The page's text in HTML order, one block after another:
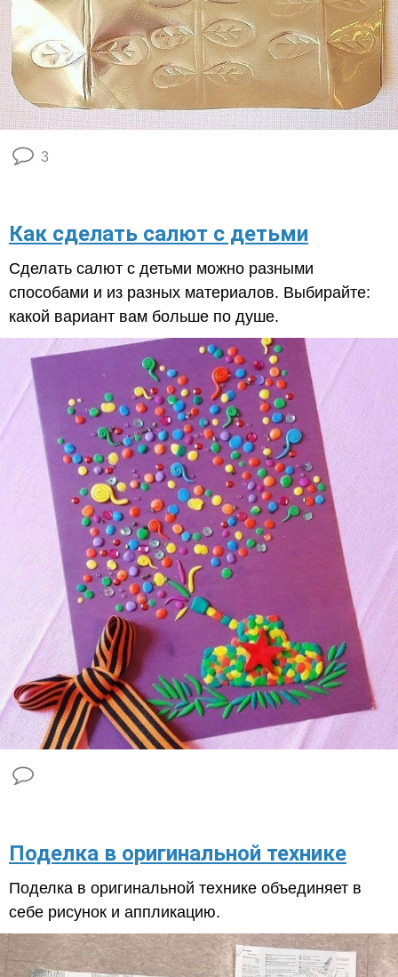
3
Как сделать салют с детьми
Сделать салют с детьми можно разными
способами и из разных материалов. Выбирайте:
какой вариант вам больше по душе.
Поделка в оригинальной технике
Поделка в оригинальной технике объединяет в
себе рисунок и аппликацию.